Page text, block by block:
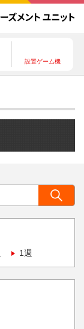
設置ゲーム機
1週